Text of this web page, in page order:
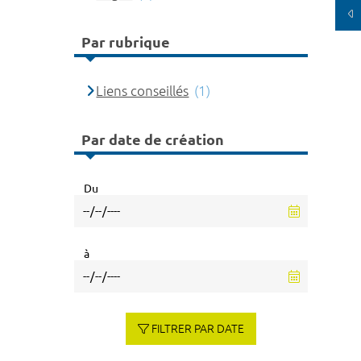
Par rubrique
Liens conseillés (1)
Par date de création
Du
à
FILTRER PAR DATE